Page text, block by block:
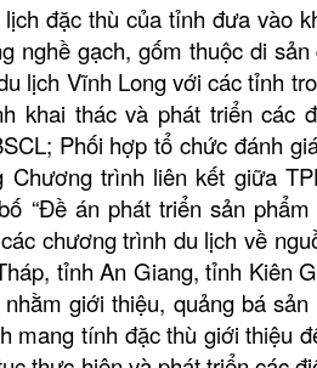
đặc thù của tỉnh đưa vào
nghề gạch, gốm thuộc di
lịch Vĩnh Long với các tỉnh
khai thác và phát triển các
Phối hợp tổ chức đánh
Chương trình liên kết giữa
“Đề án phát triển sản
chương trình du lịch về
tỉnh An Giang, tỉnh Kiên
giới thiệu, quảng bá
mang tính đặc thù giới thiệu